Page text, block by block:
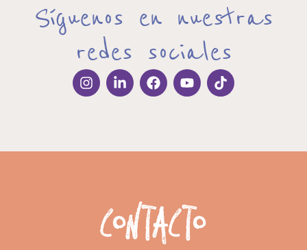
Síguenos en nuestras
redes sociales
Contacto